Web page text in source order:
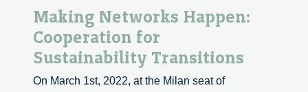
Making Networks Happen:
Cooperation for
Sustainability Transitions
On March 1st, 2022, at the Milan seat of